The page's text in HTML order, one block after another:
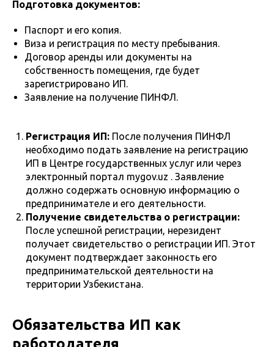
Подготовка документов:
Паспорт и его копия.
Виза и регистрация по месту пребывания.
Договор аренды или документы на
собственность помещения, где будет
зарегистрировано ИП.
Заявление на получение ПИНФЛ.
Регистрация ИП: После получения ПИНФЛ
необходимо подать заявление на регистрацию
ИП в Центре государственных услуг или через
электронный портал mygov.uz . Заявление
должно содержать основную информацию о
предпринимателе и его деятельности.
Получение свидетельства о регистрации:
После успешной регистрации, нерезидент
получает свидетельство о регистрации ИП. Этот
документ подтверждает законность его
предпринимательской деятельности на
территории Узбекистана.
Обязательства ИП как